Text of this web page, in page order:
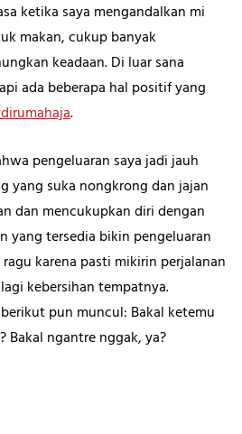
ketika saya mengandalkan mi
makan, cukup banyak
keadaan. Di luar sana
ada beberapa hal positif yang
.
pengeluaran saya jadi jauh
yang suka nongkrong dan jajan
dan mencukupkan diri dengan
yang tersedia bikin pengeluaran
karena pasti mikirin perjalanan
kebersihan tempatnya.
pun muncul: Bakal ketemu
Bakal ngantre nggak, ya?